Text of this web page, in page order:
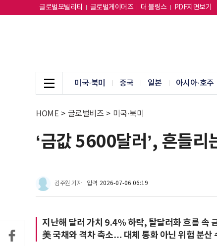
글로벌모빌리티 글로벌게이머즈 더 블링스 PDF지면보기
미국·북미 중국 일본 아시아·호주
HOME > 글로벌비즈 > 미국·북미
‘금값 5600달러’, 흔들
김주원 기자 입력 2026-07-06 06:19
지난해 달러 가치 9.4% 하락, 탈달러화 흐름 속
美 국채와 격차 축소… 대체 통화 아닌 위험 분산